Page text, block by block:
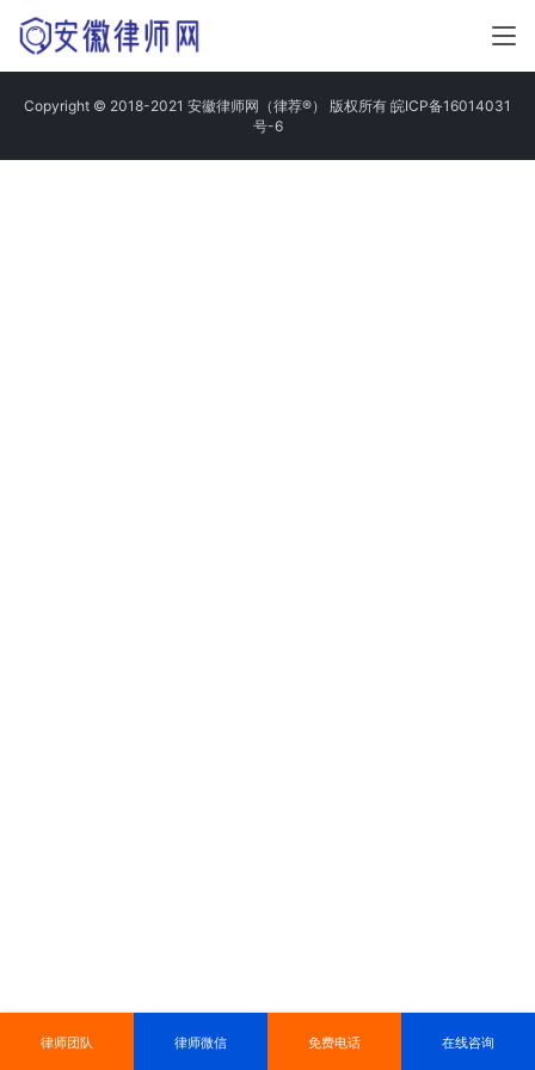
Copyright © 2018-2021 安徽律师网（律荐®） 版权所有 皖ICP备16014031
号-6
律师团队 律师微信 免费电话 在线咨询